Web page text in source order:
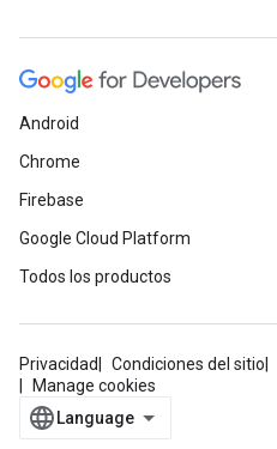
Android
Chrome
Firebase
Google Cloud Platform
Todos los productos
Privacidad Condiciones del sitio
Manage cookies